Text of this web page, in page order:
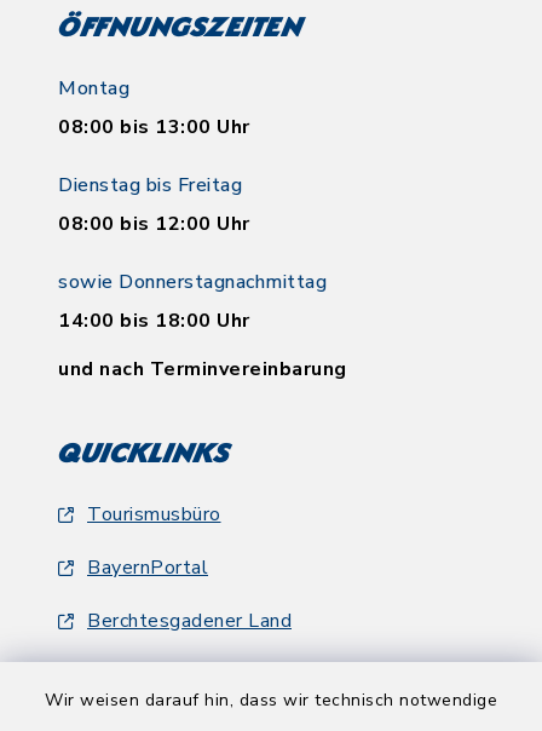
Wir weisen darauf hin, dass wir technisch notwendige
Öffnungszeiten
Montag
08:00 bis 13:00 Uhr
Dienstag bis Freitag
08:00 bis 12:00 Uhr
sowie Donnerstagnachmittag
14:00 bis 18:00 Uhr
und nach Terminvereinbarung
Quicklinks
Tourismusbüro
BayernPortal
Berchtesgadener Land